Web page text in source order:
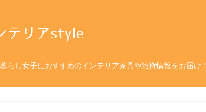
らし女子におすすめのインテリア家具や雑貨情報をお届け！